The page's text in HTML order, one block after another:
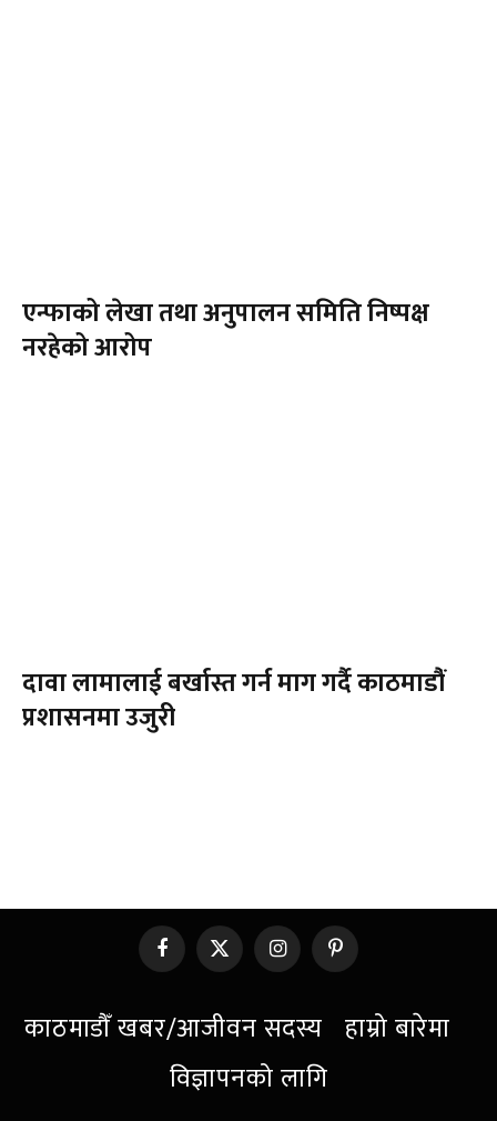
एन्फाको लेखा तथा अनुपालन समिति निष्पक्ष
नरहेको आरोप
दावा लामालाई बर्खास्त गर्न माग गर्दै काठमाडौंं
प्रशासनमा उजुरी
Facebook
X
(Twitter)
InstagramPinterest
काठमाडौँ खबर/आजीवन सदस्य हाम्रो बारेमा
विज्ञापनको लागि